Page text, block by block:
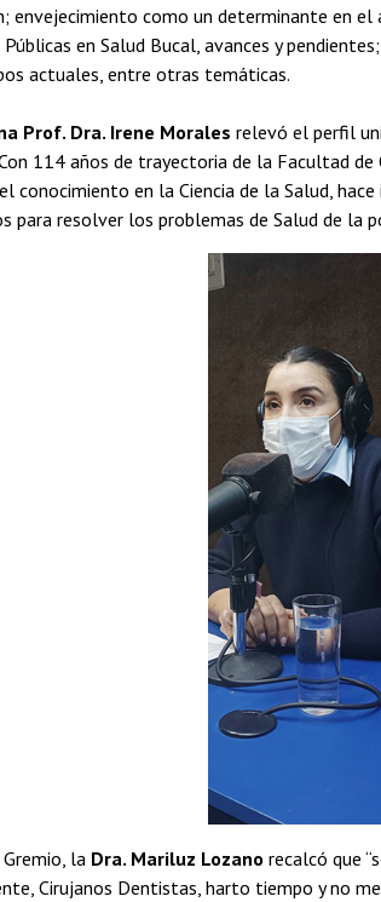
envejecimiento como un determinante en el
en Salud Bucal, avances y
actuales, entre otras temáticas.
Prof. Dra. Irene Morales relevó el perfil
114 años de trayectoria de la Facultad
conocimiento en la Ciencia de la Salud,
para resolver los problemas de Salud de la
la Dra. Mariluz Lozano recalcó que
Cirujanos Dentistas, harto tiempo y no